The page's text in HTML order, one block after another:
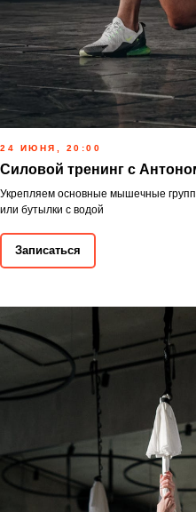
24 ИЮНЯ, 20:00
Силовой тренинг с
Укрепляем основные мышечные
или бутылки с водой
Записаться